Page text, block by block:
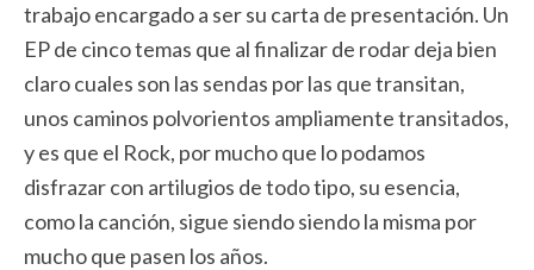
trabajo encargado a ser su carta de presentación. Un
EP de cinco temas que al finalizar de rodar deja bien
claro cuales son las sendas por las que transitan,
unos caminos polvorientos ampliamente transitados,
y es que el Rock, por mucho que lo podamos
disfrazar con artilugios de todo tipo, su esencia,
como la canción, sigue siendo siendo la misma por
mucho que pasen los años.